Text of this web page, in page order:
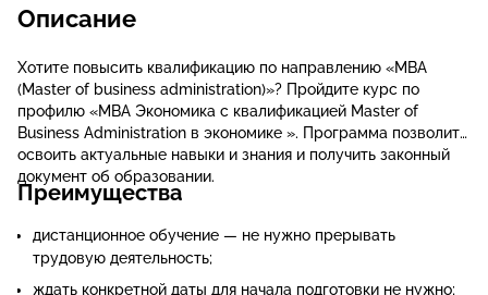
Описание
Хотите повысить квалификацию по направлению «MBA
(Master of business administration)»? Пройдите курс по
профилю «МВА Экономика с квалификацией Master of
Business Administration в экономике ». Программа позволит
освоить актуальные навыки и знания и получить законный
документ об образовании.
Преимущества
дистанционное обучение — не нужно прерывать
трудовую деятельность;
ждать конкретной даты для начала подготовки не нужно;